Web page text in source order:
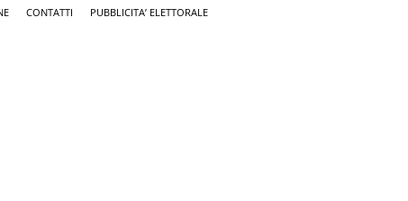
CONTATTI PUBBLICITA’ ELETTORALE